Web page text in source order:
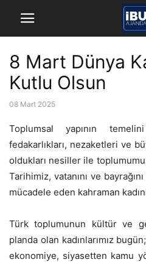
8 Mart Dünya
Kutlu Olsun
08 Mart 2025
Toplumsal yapının
fedakarlıkları, nezaketleri ve
oldukları nesiller ile
Tarihimiz, vatanını ve
mücadele eden kahraman
Türk toplumunun kültür ve
planda olan kadınlarımız
ekonomiye, siyasetten kamu